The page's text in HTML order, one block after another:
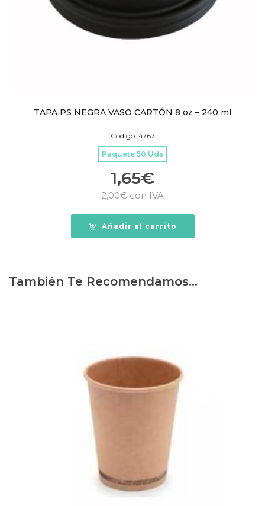
TAPA PS NEGRA VASO CARTÓN 8 oz – 240 ml
Código: 4767
Paquete 50 Uds
1,65€
2,00€ con IVA
Añadir al carrito
También Te Recomendamos…